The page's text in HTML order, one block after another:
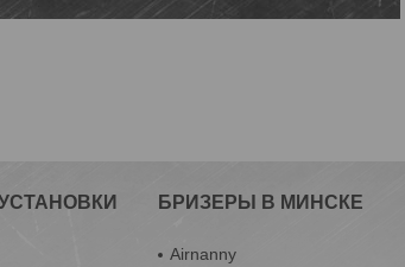
БРИЗЕРЫ В МИНСКЕ
Airnanny